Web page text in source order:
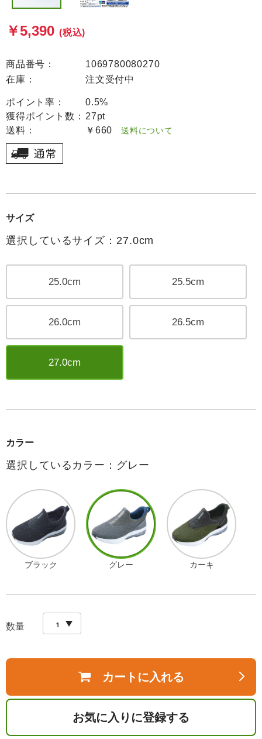
￥5,390 (税込)
商品番号：
1069780080270
在庫：
注文受付中
ポイント率：
0.5%
獲得ポイント数： 27pt
送料：
￥660 送料について
サイズ
選択しているサイズ：27.0cm
25.0cm 25.5cm
26.0cm 26.5cm
27.0cm
カラー
選択しているカラー：グレー
ブラック グレー カーキ
数量
カートに入れる
お気に入りに登録する